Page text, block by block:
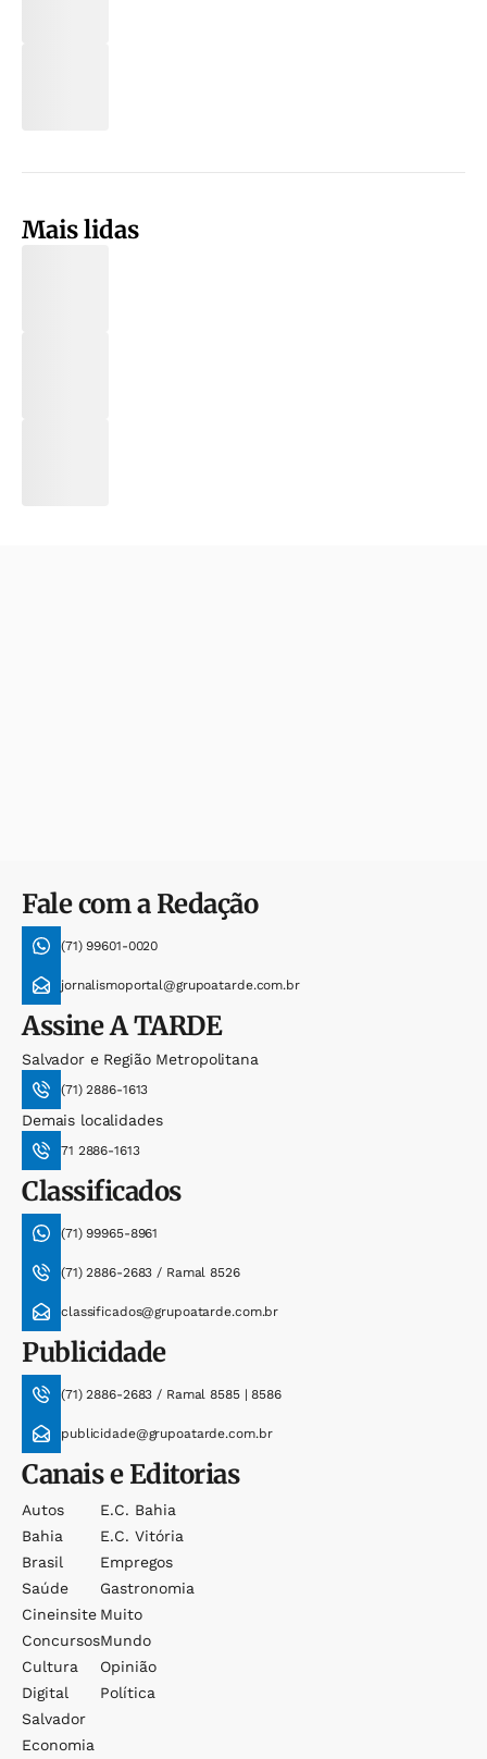
Mais lidas
Fale com a Redação
(71) 99601-0020
jornalismoportal@grupoatarde.com.br
AssineA TARDE
Salvador e Região Metropolitana
(71) 2886-1613
Demais localidades
71 2886-1613
Classificados
(71) 99965-8961
(71) 2886-2683 / Ramal 8526
classificados@grupoatarde.com.br
Publicidade
(71) 2886-2683 / Ramal 8585 | 8586
publicidade@grupoatarde.com.br
Canais e Editorias
Autos
Bahia
Brasil
Saúde
Cineinsite
Concursos
Cultura
Digital
Salvador
Economia
E.c. Bahia
E.c. Vitória
Empregos
Gastronomia
Muito
Mundo
Opinião
Política